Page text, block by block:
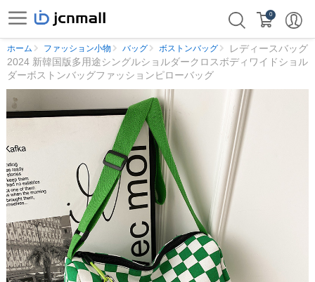
0
ホーム ファッション小物 バッグ ボストンバッグ
レディースバッグ
2024 新韓国版多用途シングルショルダークロスボディワイドショル
ダーボストンバッグファッションピローバッグ